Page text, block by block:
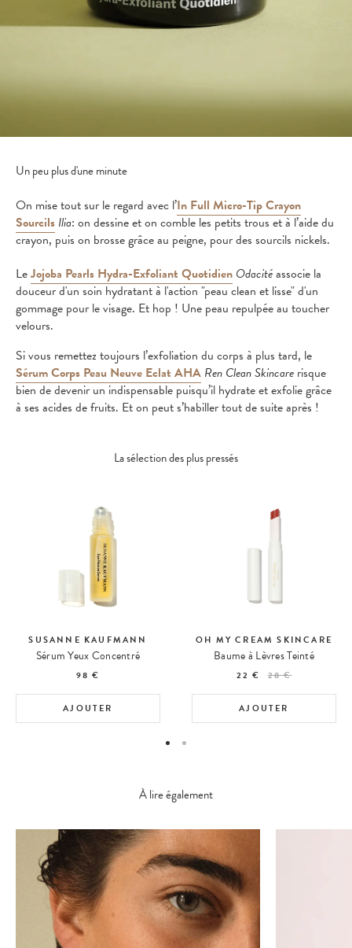
Un peu plus d'une minute
On mise tout sur le regard avec l’In Full Micro-Tip Crayon
Sourcils Ilia: on dessine et on comble les petits trous et à l’aide du
crayon, puis on brosse grâce au peigne, pour des sourcils nickels.
LeJojoba Pearls Hydra-Exfoliant Quotidien Odacitéassocie la
douceur d'un soin hydratant à l'action "peau clean et lisse" d'un
gommage pour le visage. Et hop ! Une peau repulpée au toucher
velours.
Si vous remettez toujours l’exfoliation du corps à plus tard, le
Sérum Corps Peau Neuve Eclat AHA Ren Clean Skincare risque
bien de devenir un indispensable puisqu’il hydrate et exfolie grâce
à ses acides de fruits. Et on peut s’habiller tout de suite après !
La sélection des plus pressés
SUSANNE KAUFMANN
Sérum Yeux Concentré
98 €
AJOUTER
OH MY CREAM SKINCARE
Baume à Lèvres Teinté
22 € 28 €
AJOUTER
À lire également